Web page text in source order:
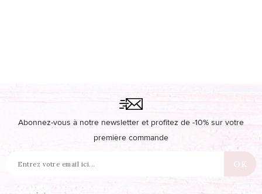
Abonnez-vous à notre newsletter et profitez de -10% sur votre
première commande